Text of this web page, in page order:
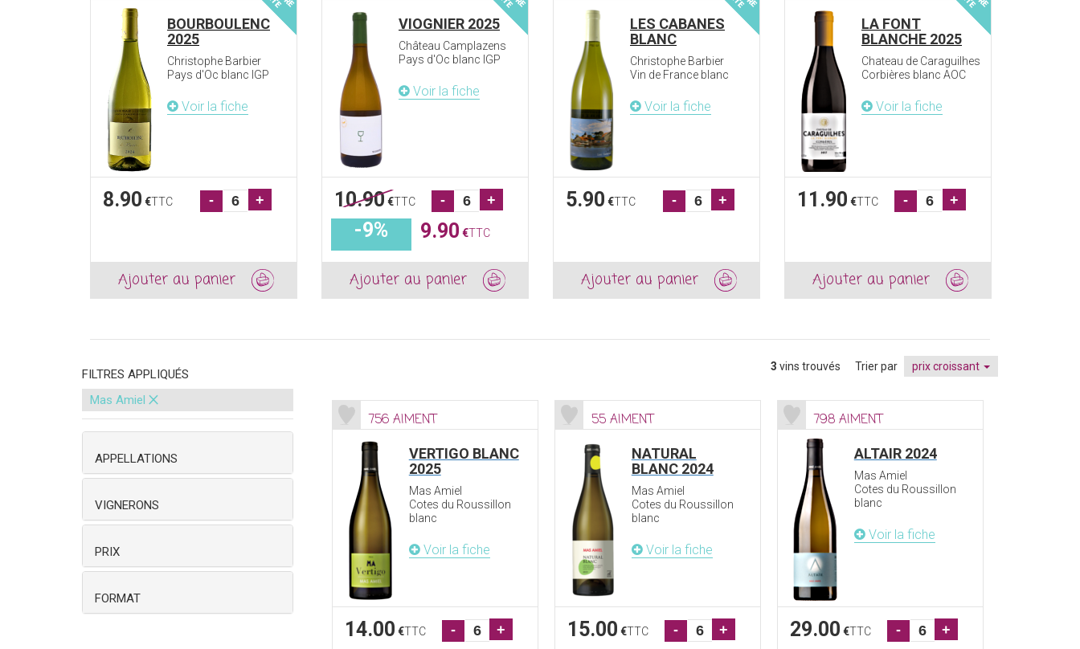
BOURBOULENC
2025
Christophe Barbier
Pays d'Oc blanc IGP
Voir la fiche
8.90 €TTC - +
Ajouter au panier
VIOGNIER 2025
Château Camplazens
Pays d'Oc blanc IGP
Voir la fiche
10.90€TTC - +
-9% 9.90 €TTC
Ajouter au panier
LES CABANES
BLANC
Christophe Barbier
Vin de France blanc
Voir la fiche
5.90 €TTC - +
Ajouter au panier
LA FONT
BLANCHE 2025
Chateau de Caraguilhes
Corbières blanc AOC
Voir la fiche
11.90 €TTC - +
Ajouter au panier
FILTRES APPLIQUÉS
Mas Amiel ×
APPELLATIONS
VIGNERONS
PRIX
FORMAT
3 vins trouvés Trier par prix croissant
756 AIMENT
VERTIGO BLANC
2025
Mas Amiel
Cotes du Roussillon
blanc
Voir la fiche
14.00 €TTC - +
55 AIMENT
NATURAL
BLANC 2024
Mas Amiel
Cotes du Roussillon
blanc
Voir la fiche
15.00 €TTC - +
798 AIMENT
ALTAIR 2024
Mas Amiel
Cotes du Roussillon
blanc
Voir la fiche
29.00 €TTC - +